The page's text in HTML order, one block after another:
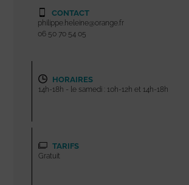
CONTACT
philippe.heleine@orange.fr
06 50 70 54 05
HORAIRES
14h-18h - le samedi : 10h-12h et 14h-18h
TARIFS
Gratuit